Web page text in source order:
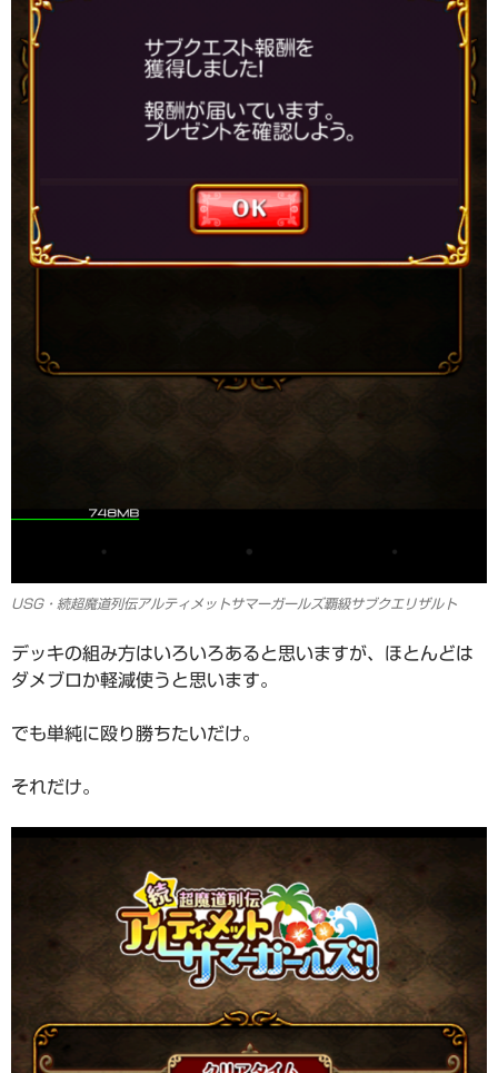
USG・続超魔道列伝アルティメットサマーガールズ覇級サブクエリザルト
デッキの組み方はいろいろあると思いますが、ほとんどは
ダメブロか軽減使うと思います。
でも単純に殴り勝ちたいだけ。
それだけ。